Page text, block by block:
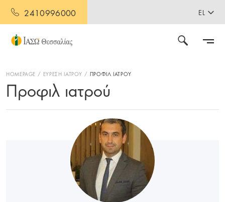
2410996000 EL
HOMEPAGE ΕΥΡΕΣΗ ΙΑΤΡΟΥ ΠΡΟΦΙΛ ΙΑΤΡΟΥ
Προφιλ ιατρού